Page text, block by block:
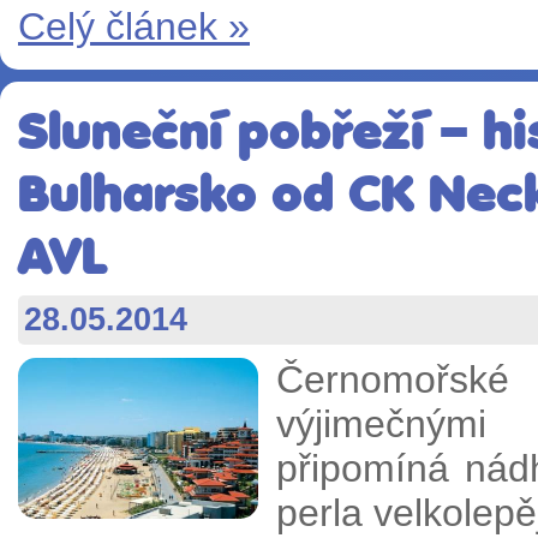
Celý článek »
Sluneční pobřeží –
Bulharsko od CK
AVL
28.05.2014
připomíná
perla